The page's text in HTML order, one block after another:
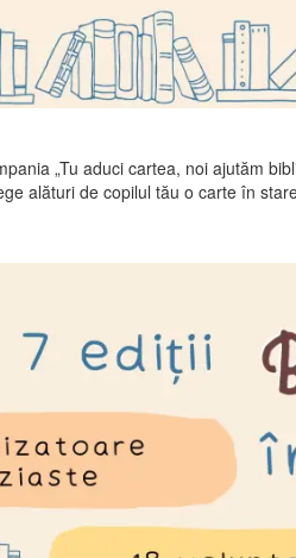
„Tu aduci cartea, noi ajutăm
alături de copilul tău o carte în